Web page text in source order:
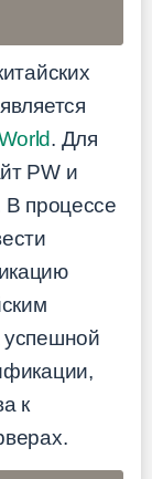
. Для
PW и
В процессе
успешной
к